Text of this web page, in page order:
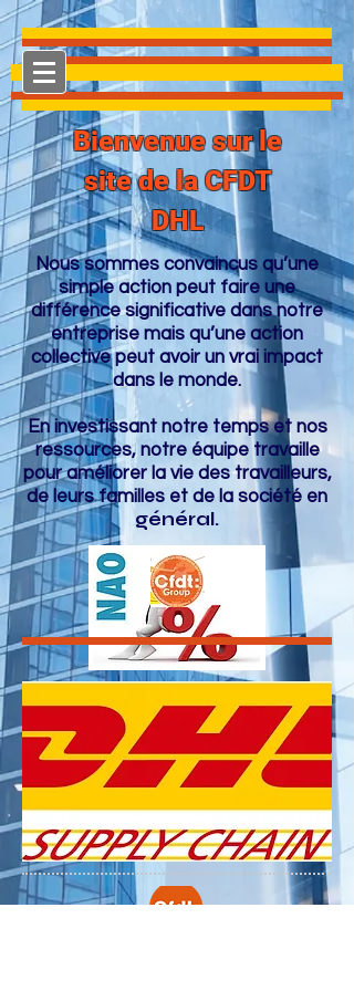
Bienvenue sur le
site de la CFDT
DHL
Nous sommes convaincus qu’une
simple action peut faire une
différence significative dans notre
entreprise mais qu’une action
collective peut avoir un vrai impact
dans le monde.
En investissant notre temps et nos
ressources, notre équipe travaille
pour améliorer la vie des travailleurs,
de leurs familles et de la société en
général.